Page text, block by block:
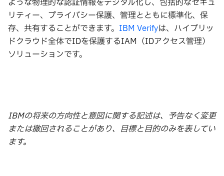
リティー、プライバシー保護、管理とともに標準化、保
存、共有することができます。 IBM Verifyは、ハイブリッ
ドクラウド全体でIDを保護するIAM（IDアクセス管理）
ソリューションです。
IBMの将来の方向性と意図に関する記述は、予告なく変更
または撤回されることがあり、目標と目的のみを表してい
ます。